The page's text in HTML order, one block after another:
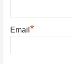
Email*